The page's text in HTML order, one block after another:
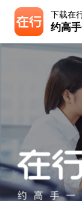
下载在
约高